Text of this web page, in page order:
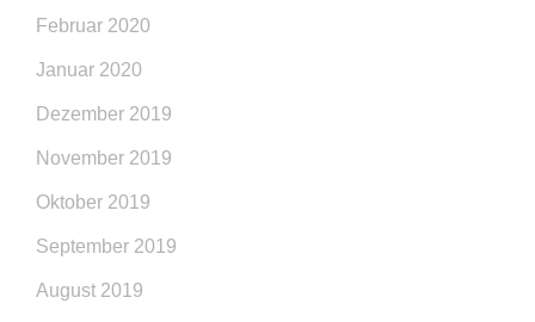
Februar 2020
Januar 2020
Dezember 2019
November 2019
Oktober 2019
September 2019
August 2019